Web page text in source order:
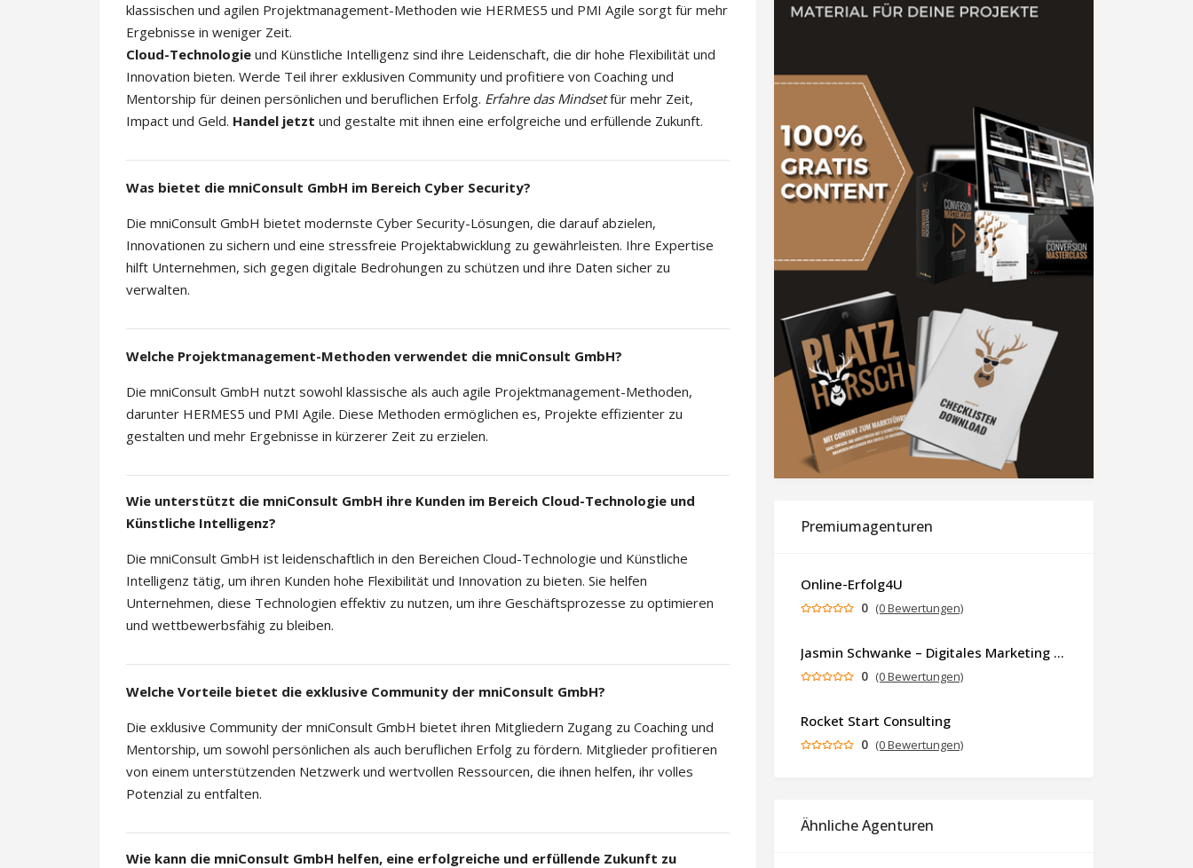
klassischen und agilen Projektmanagement-Methoden wie HERMES5 und PMI Agile sorgt für mehr
Ergebnisse in weniger Zeit.
Cloud-Technologie und Künstliche Intelligenz sind ihre Leidenschaft, die dir hohe Flexibilität und
Innovation bieten. Werde Teil ihrer exklusiven Community und profitiere von Coaching und
Mentorship für deinen persönlichen und beruflichen Erfolg. Erfahre das Mindsetfür mehr Zeit,
Impact und Geld. Handel jetzt und gestalte mit ihnen eine erfolgreiche und erfüllende Zukunft.
Was bietet die mniConsult GmbH im Bereich Cyber Security?
Die mniConsult GmbH bietet modernste Cyber Security-Lösungen, die darauf abzielen,
Innovationen zu sichern und eine stressfreie Projektabwicklung zu gewährleisten. Ihre Expertise
hilft Unternehmen, sich gegen digitale Bedrohungen zu schützen und ihre Daten sicher zu
verwalten.
Welche Projektmanagement-Methoden verwendet die mniConsult GmbH?
Die mniConsult GmbH nutzt sowohl klassische als auch agile Projektmanagement-Methoden,
darunter HERMES5 und PMI Agile. Diese Methoden ermöglichen es, Projekte effizienter zu
gestalten und mehr Ergebnisse in kürzerer Zeit zu erzielen.
Wie unterstützt die mniConsult GmbH ihre Kunden im Bereich Cloud-Technologie und
Künstliche Intelligenz?
Die mniConsult GmbH ist leidenschaftlich in den Bereichen Cloud-Technologie und Künstliche
Intelligenz tätig, um ihren Kunden hohe Flexibilität und Innovation zu bieten. Sie helfen
Unternehmen, diese Technologien effektiv zu nutzen, um ihre Geschäftsprozesse zu optimieren
und wettbewerbsfähig zu bleiben.
Welche Vorteile bietet die exklusive Community der mniConsult GmbH?
Die exklusive Community der mniConsult GmbH bietet ihren Mitgliedern Zugang zu Coaching und
Mentorship, um sowohl persönlichen als auch beruflichen Erfolg zu fördern. Mitglieder profitieren
von einem unterstützenden Netzwerk und wertvollen Ressourcen, die ihnen helfen, ihr volles
Potenzial zu entfalten.
Wie kann die mniConsult GmbH helfen, eine erfolgreiche und erfüllende Zukunft zu
Premiumagenturen
Online-Erfolg4U
0 (0 Bewertungen)
Jasmin Schwanke – Digitales Marketing & KI-gestützte Contenterstellung
0 (0 Bewertungen)
Rocket Start Consulting
0 (0 Bewertungen)
Ähnliche Agenturen